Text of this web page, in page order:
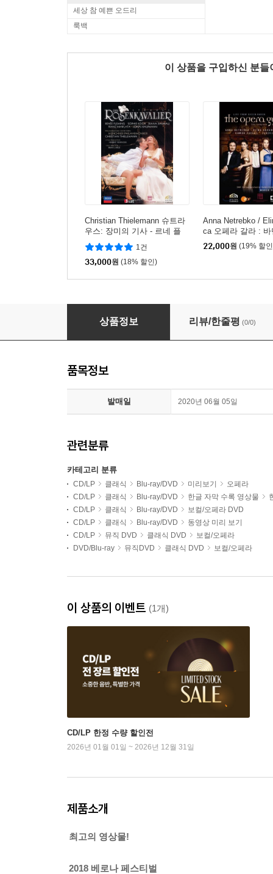
세상 참 예쁜 오드리
룩백
이 상품을 구입하신 분
Christian Thielemann 슈트라
우스: 장미의 기사 - 르네 플
레밍 [2DVD]
1건
33,000원 (18% 할인)
Anna Netrebko /
ca 오페라 갈라 : 바
라이브 - 네트레브
카, 바르가스 (The
22,000원 (19% 할
Luca Salsi 베르디: 오페라 '일 트로바토레'
상품정보 리뷰/한줄평 (0/0)
품목정보
발매일 2020년 06월 05일
관련분류
카테고리 분류
CD/LP 클래식 Blu-ray/DVD 미리보기
오페라
CD/LP
클래식 Blu-ray/DVD 한글 자막 수록 영상물
CD/LP
클래식 Blu-ray/DVD
보컬/오페라 DVD
CD/LP
클래식 Blu-ray/DVD
동영상 미리 보기
CD/LP
뮤직 DVD 클래식 DVD
보컬/오페라
DVD/Blu-ray
뮤직DVD 클래식 DVD 보컬/오페라
이 상품의 이벤트 (1개)
CD/LP 한정 수량 할인전
2026년 01월 01일 ~ 2026년 12월 31일
제품소개
최고의 영상물!
2018 베로나 페스티벌